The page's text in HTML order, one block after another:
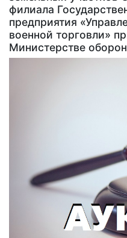
филиала
предприятия
военной торговли»
Министерстве